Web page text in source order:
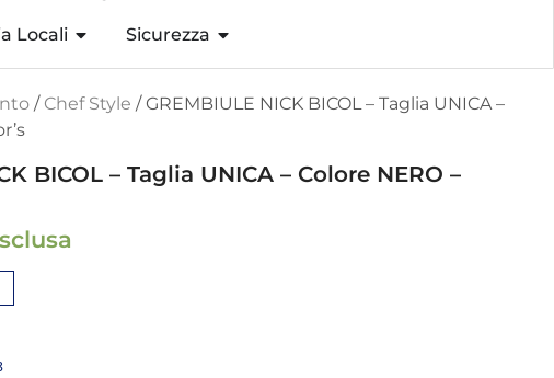
Locali Sicurezza
/ Chef Style / GREMBIULE NICK BICOL – Taglia UNICA –
BICOL – Taglia UNICA – Colore NERO –